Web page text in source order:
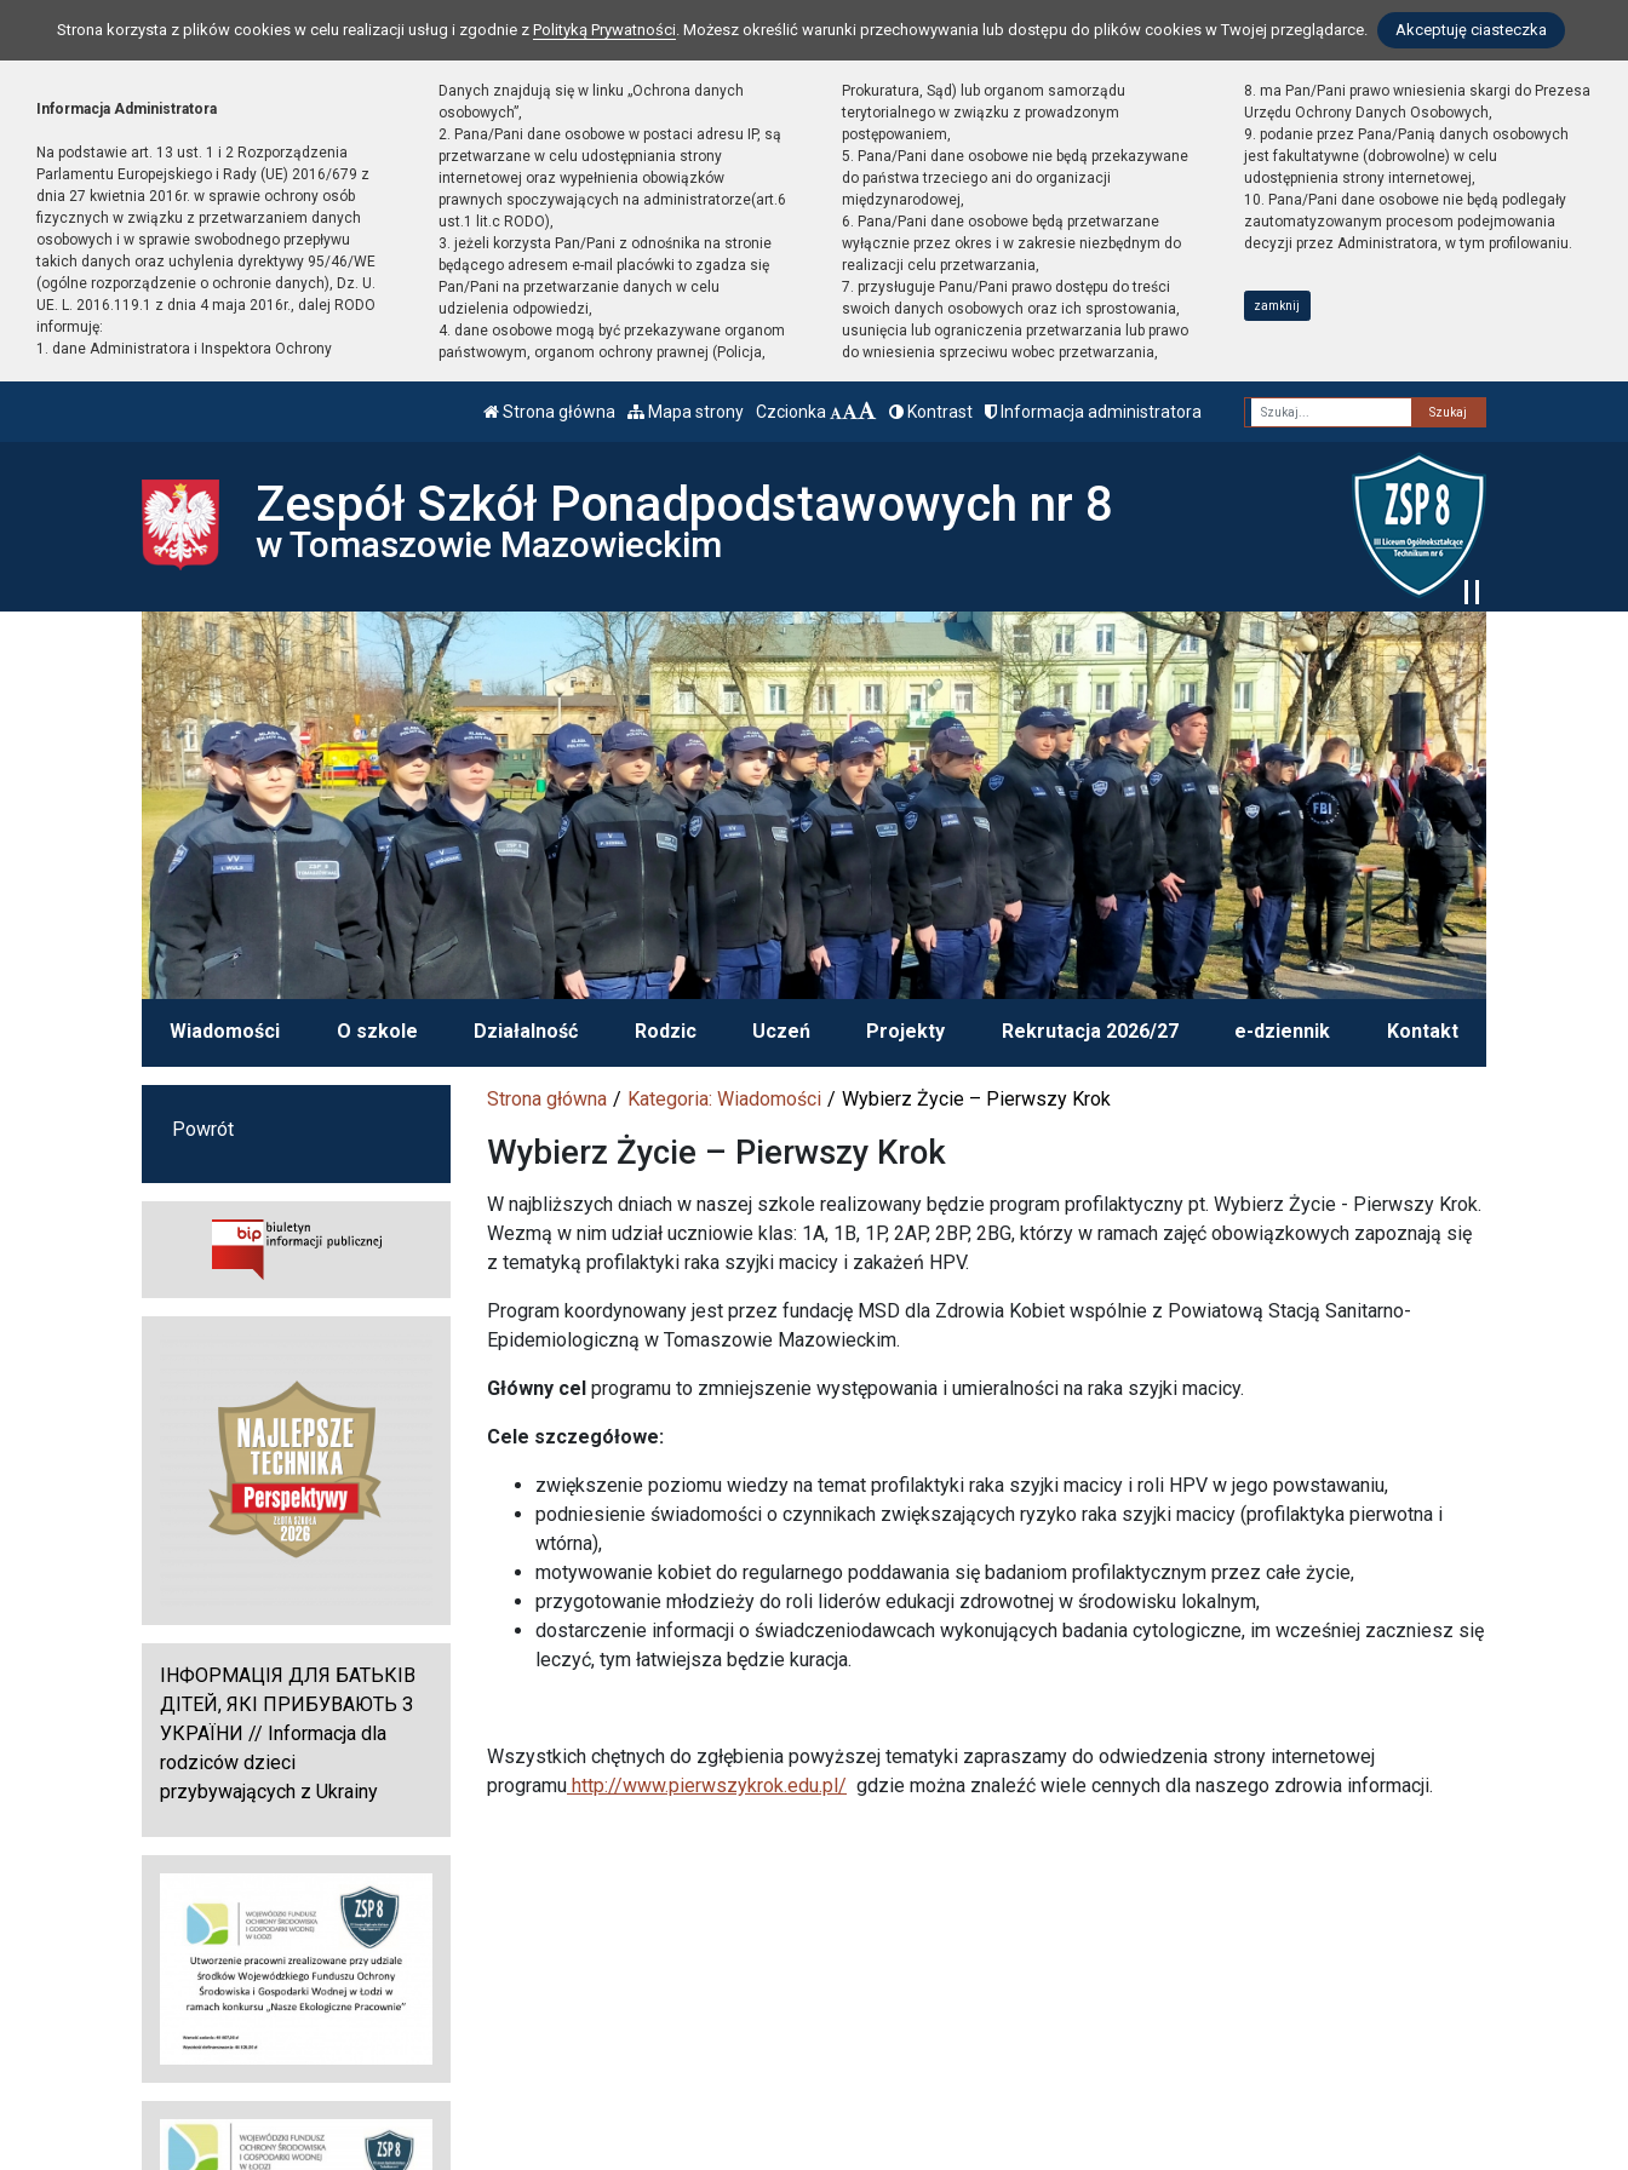
Strona korzysta z plików cookies w celu realizacji usług i zgodnie z Polityką Prywatności. Możesz określić warunki przechowywania lub dostępu do plików cookies w Twojej przeglądarce. Akceptuję ciasteczka
Informacja Administratora
Na podstawie art. 13 ust. 1 i 2 Rozporządzenia
Parlamentu Europejskiego i Rady (UE) 2016/679 z
dnia 27 kwietnia 2016r. w sprawie ochrony osób
fizycznych w związku z przetwarzaniem danych
osobowych i w sprawie swobodnego przepływu
takich danych oraz uchylenia dyrektywy 95/46/WE
(ogólne rozporządzenie o ochronie danych), Dz. U.
UE. L. 2016.119.1 z dnia 4 maja 2016r., dalej RODO
informuję:
1. dane Administratora i Inspektora Ochrony
Danych znajdują się w linku „Ochrona danych
osobowych”,
2. Pana/Pani dane osobowe w postaci adresu IP, są
przetwarzane w celu udostępniania strony
internetowej oraz wypełnienia obowiązków
prawnych spoczywających na administratorze(art.6
ust.1 lit.c RODO),
3. jeżeli korzysta Pan/Pani z odnośnika na stronie
będącego adresem e-mail placówki to zgadza się
Pan/Pani na przetwarzanie danych w celu
udzielenia odpowiedzi,
4. dane osobowe mogą być przekazywane organom
państwowym, organom ochrony prawnej (Policja,
Prokuratura, Sąd) lub organom samorządu
terytorialnego w związku z prowadzonym
postępowaniem,
5. Pana/Pani dane osobowe nie będą przekazywane
do państwa trzeciego ani do organizacji
międzynarodowej,
6. Pana/Pani dane osobowe będą przetwarzane
wyłącznie przez okres i w zakresie niezbędnym do
realizacji celu przetwarzania,
7. przysługuje Panu/Pani prawo dostępu do treści
swoich danych osobowych oraz ich sprostowania,
usunięcia lub ograniczenia przetwarzania lub prawo
do wniesienia sprzeciwu wobec przetwarzania,
8. ma Pan/Pani prawo wniesienia skargi do Prezesa
Urzędu Ochrony Danych Osobowych,
9. podanie przez Pana/Panią danych osobowych
jest fakultatywne (dobrowolne) w celu
udostępnienia strony internetowej,
10. Pana/Pani dane osobowe nie będą podlegały
zautomatyzowanym procesom podejmowania
decyzji przez Administratora, w tym profilowaniu.
zamknij
Strona główna Mapa strony Czcionka Kontrast Informacja administratora
Fraza
Zespół Szkół Ponadpodstawowych nr 8
w Tomaszowie Mazowieckim
Wiadomości O szkole Działalność Rodzic Uczeń Projekty Rekrutacja 2026/27 e-dziennik Kontakt
Strona główna Kategoria: Wiadomości Wybierz Życie – Pierwszy Krok
Wybierz Życie – Pierwszy Krok
W najbliższych dniach w naszej szkole realizowany będzie program profilaktyczny pt. Wybierz Życie - Pierwszy Krok.
Wezmą w nim udział uczniowie klas: 1A, 1B, 1P, 2AP, 2BP, 2BG, którzy w ramach zajęć obowiązkowych zapoznają się
z tematyką profilaktyki raka szyjki macicy i zakażeń HPV.
Program koordynowany jest przez fundację MSD dla Zdrowia Kobiet wspólnie z Powiatową Stacją Sanitarno-
Epidemiologiczną w Tomaszowie Mazowieckim.
Główny cel programu to zmniejszenie występowania i umieralności na raka szyjki macicy.
Cele szczegółowe:
zwiększenie poziomu wiedzy na temat profilaktyki raka szyjki macicy i roli HPV w jego powstawaniu,
podniesienie świadomości o czynnikach zwiększających ryzyko raka szyjki macicy (profilaktyka pierwotna i
wtórna),
motywowanie kobiet do regularnego poddawania się badaniom profilaktycznym przez całe życie,
przygotowanie młodzieży do roli liderów edukacji zdrowotnej w środowisku lokalnym,
dostarczenie informacji o świadczeniodawcach wykonujących badania cytologiczne, im wcześniej zaczniesz się
leczyć, tym łatwiejsza będzie kuracja.
Wszystkich chętnych do zgłębienia powyższej tematyki zapraszamy do odwiedzenia strony internetowej
programu http://www.pierwszykrok.edu.pl/ gdzie można znaleźć wiele cennych dla naszego zdrowia informacji.
Powrót
ІНФОРМАЦІЯ ДЛЯ БАТЬКІВ
ДІТЕЙ, ЯКІ ПРИБУВАЮТЬ З
УКРАЇНИ // Informacja dla
rodziców dzieci
przybywających z Ukrainy